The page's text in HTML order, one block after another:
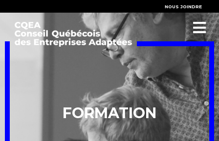
NOUS JOINDRE
FORMATION